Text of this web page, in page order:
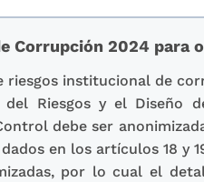
Corrupción 2024 para
institucional de
Riesgos y el Diseño
debe ser
en los artículos 18 y
por lo cual el